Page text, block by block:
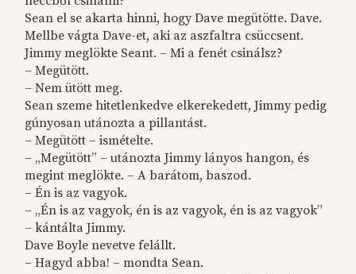
Sean el se akarta hinni, hogy Dave megütötte. Dave.
Mellbe vágta Dave-et, aki az aszfaltra csüccsent.
Jimmy meglökte Seant. – Mi a fenét csinálsz?
– Megütött.
– Nem ütött meg.
Sean szeme hitetlenkedve elkerekedett, Jimmy pedig
gúnyosan utánozta a pillantást.
– Megütött – ismételte.
– „Megütött” – utánozta Jimmy lányos hangon, és
megint meglökte. – A barátom, baszod.
– Én is az vagyok.
– „Én is az vagyok, én is az vagyok, én is az vagyok”
– kántálta Jimmy.
Dave Boyle nevetve felállt.
– Hagyd abba! – mondta Sean.